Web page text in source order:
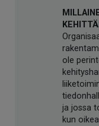
ole
ja jossa
kun